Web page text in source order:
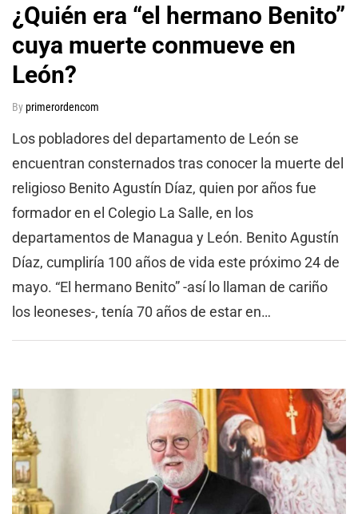
¿Quién era “el hermano Benito”
cuya muerte conmueve en
León?
Byprimerordencom
Los pobladores del departamento de León se
encuentran consternados tras conocer la muerte del
religioso Benito Agustín Díaz, quien por años fue
formador en el Colegio La Salle, en los
departamentos de Managua y León. Benito Agustín
Díaz, cumpliría 100 años de vida este próximo 24 de
mayo. “El hermano Benito” -así lo llaman de cariño
los leoneses-, tenía 70 años de estar en…